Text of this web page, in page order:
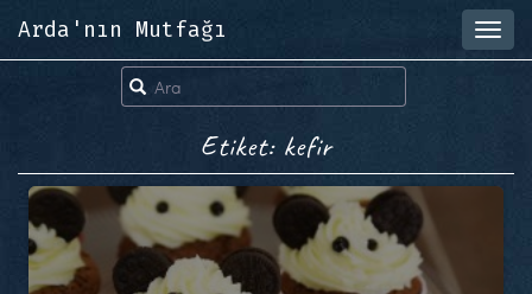
Arda'nın Mutfağı
Etiket: kefir